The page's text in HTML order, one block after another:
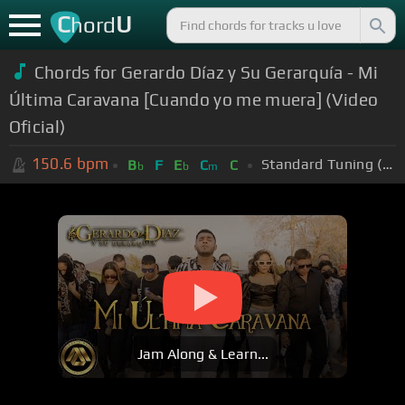
ChordU
Chords for Gerardo Díaz y Su Gerarquía - Mi
Última Caravana [Cuando yo me muera] (Video
Oficial)
150.6 bpm Bb F Eb Cm C Standard Tuning (EADGBE)
Jam Along & Learn...